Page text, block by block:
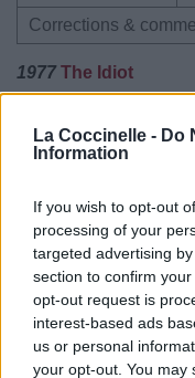
La Coccinelle - Do
Information
If you wish to opt-out
processing of your
targeted advertising
section to confirm
opt-out request is
interest-based ads
us or personal
your opt-out. You may
Corrections &
1977 The Idiot
02. Nightclubbing
1977 Lust For Life
01. Lust For Life
02. Sweet Sixteen
03. Some Weird Sin
04.
The Passenger